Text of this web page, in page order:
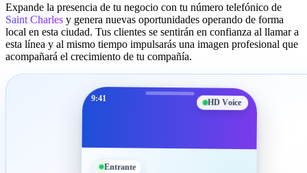
Expande la presencia de tu negocio con tu número telefónico de
Saint Charles y genera nuevas oportunidades operando de forma
local en esta ciudad. Tus clientes se sentirán en confianza al llamar a
esta línea y al mismo tiempo impulsarás una imagen profesional que
acompañará el crecimiento de tu compañía.
9:41 HD Voice
Entrante